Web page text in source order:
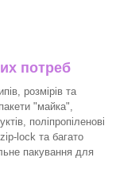
потреб
розмірів та
"майка",
поліпропіленові
lock та багато
пакування для